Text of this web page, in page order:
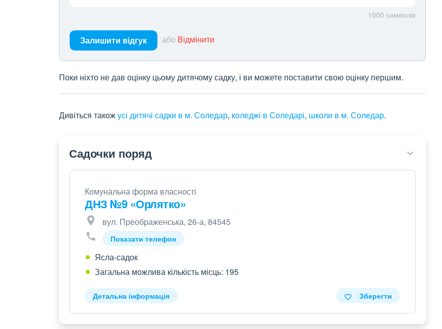
1000 символів
Залишити відгук або Відмінити
Поки ніхто не дав оцінку цьому дитячому садку, і ви можете поставити свою оцінку першим.
Дивіться такожусі дитячі садки в м. Соледар, коледжі в Соледарі, школи в м. Соледар.
Садочки поряд
Комунальна форма власності
ДНЗ №9 «Орлятко»
вул. Преображенська, 26-а, 84545
Показати телефон
Ясла-садок
Загальна можлива кількість місць: 195
Детальна інформація Зберегти